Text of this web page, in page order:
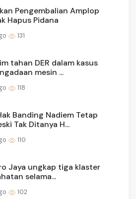
Pengembalian Amplop
Hapus Pidana
131
tahan DER dalam kasus
mesin ...
118
Banding Nadiem Tetap
Tak Ditanya H...
110
Jaya ungkap tiga klaster
selama...
102